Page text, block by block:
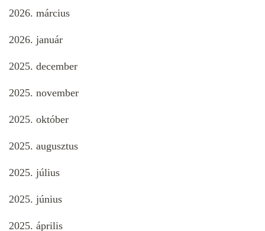
2026. március
2026. január
2025. december
2025. november
2025. október
2025. augusztus
2025. július
2025. június
2025. április